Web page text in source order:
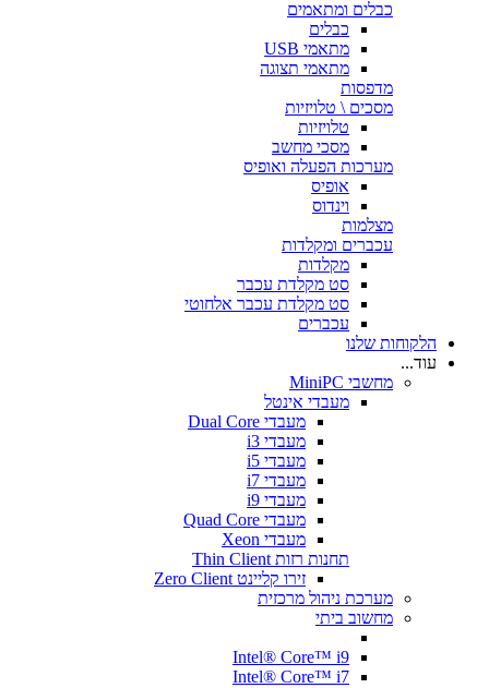
כבלים ומתאמים
כבלים
מתאמי USB
מתאמי תצוגה
מדפסות
מסכים \ טלויזיות
טלויזיות
מסכי מחשב
מערכות הפעלה ואופיס
אופיס
וינדוס
מצלמות
עכברים ומקלדות
מקלדות
סט מקלדת עכבר
סט מקלדת עכבר אלחוטי
עכברים
הלקוחות שלנו
עוד...
מחשבי MiniPC
מעבדי אינטל
מעבדי Dual Core
מעבדי i3
מעבדי i5
מעבדי i7
מעבדי i9
מעבדי Quad Core
מעבדי Xeon
תחנות רזות Thin Client
זירו קליינט Zero Client
מערכת ניהול מרכזית
מחשוב ביתי
Intel® Core™ i9
Intel® Core™ i7